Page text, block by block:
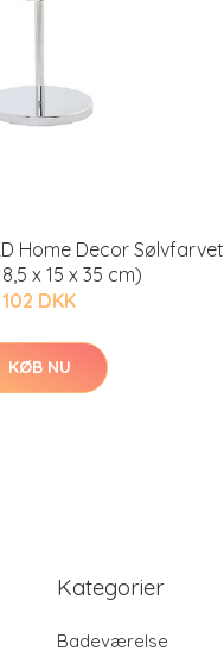
Home Decor Sølvfarvet
x 15 x 35 cm)
102 DKK
KØB NU
Kategorier
Badeværelse